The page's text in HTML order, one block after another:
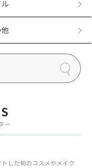
ー
した旬のコスメやメイク